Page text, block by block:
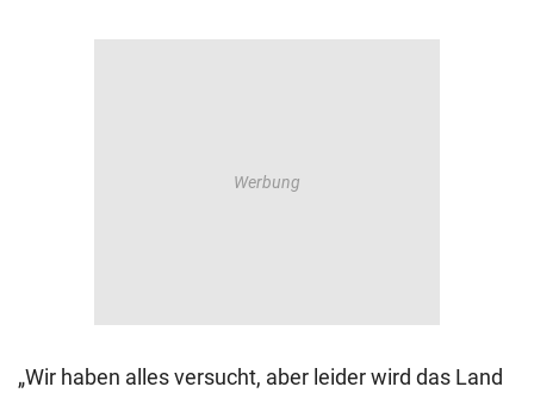
„Wir haben alles versucht, aber leider wird das Land